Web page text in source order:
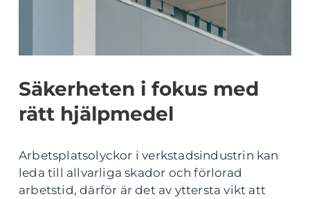
Säkerheten i fokus med
rätt hjälpmedel
Arbetsplatsolyckor i verkstadsindustrin kan
leda till allvarliga skador och förlorad
arbetstid, därför är det av yttersta vikt att